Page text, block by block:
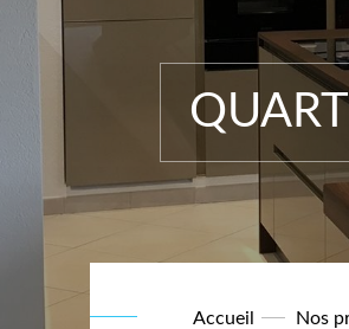
Accueil Nos